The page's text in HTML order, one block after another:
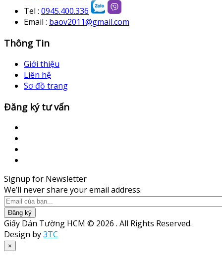
Tel : 0945.400.336
Email : baov2011@gmail.com
Thông Tin
Giới thiệu
Liên hệ
Sơ đồ trang
Đăng ký tư vấn
Signup for Newsletter
We’ll never share your email address.
Đăng ký
Giấy Dán Tường HCM © 2026 . All Rights Reserved.
Design by3TC
×